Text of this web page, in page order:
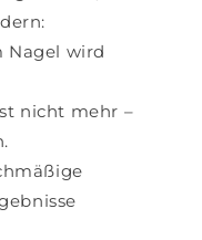
Nagel wird
nicht mehr –